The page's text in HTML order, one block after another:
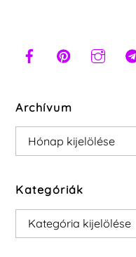
Archívum
Archívum
Kategóriák
Kategóriák